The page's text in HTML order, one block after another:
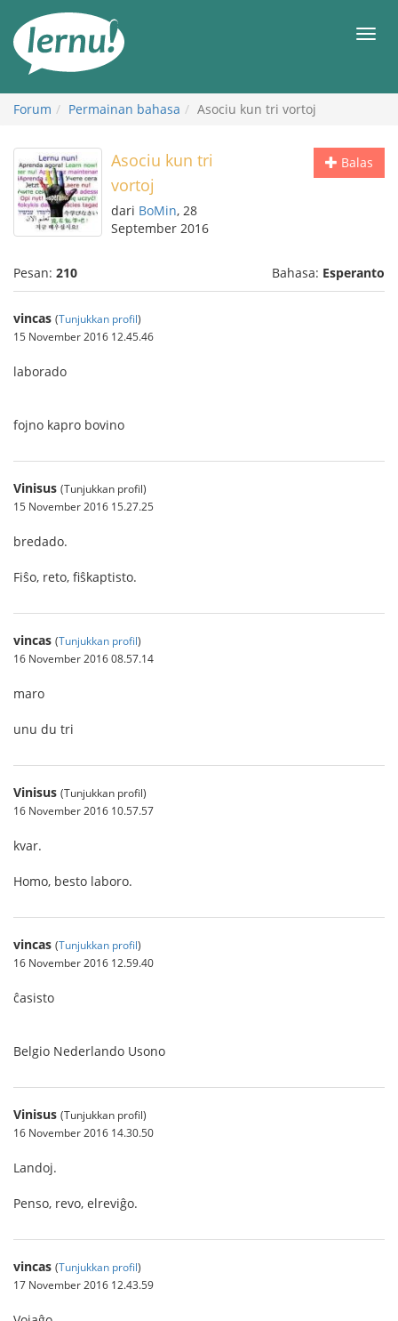
daftar
Forum Permainan bahasa Asociu kun tri vortoj
Balas
Asociu kun tri
vortoj
dari BoMin, 28
September 2016
Pesan: 210 Bahasa: Esperanto
vincas (Tunjukkan profil)
15 November 2016 12.45.46
laborado
fojno kapro bovino
Vinisus (Tunjukkan profil)
15 November 2016 15.27.25
bredado.
Fiŝo, reto, fiŝkaptisto.
vincas (Tunjukkan profil)
16 November 2016 08.57.14
maro
unu du tri
Vinisus (Tunjukkan profil)
16 November 2016 10.57.57
kvar.
Homo, besto laboro.
vincas (Tunjukkan profil)
16 November 2016 12.59.40
ĉasisto
Belgio Nederlando Usono
Vinisus (Tunjukkan profil)
16 November 2016 14.30.50
Landoj.
Penso, revo, elreviĝo.
vincas (Tunjukkan profil)
17 November 2016 12.43.59